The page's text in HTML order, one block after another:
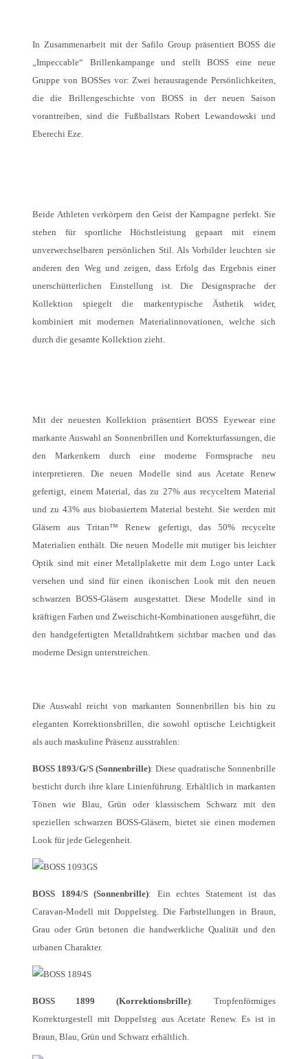
In Zusammenarbeit mit der Safilo Group präsentiert BOSS die
„Impeccable“ Brillenkampange und stellt BOSS eine neue
Gruppe von BOSSes vor: Zwei herausragende Persönlichkeiten,
die die Brillengeschichte von BOSS in der neuen Saison
vorantreiben, sind die Fußballstars Robert Lewandowski und
Eberechi Eze.
Beide Athleten verkörpern den Geist der Kampagne perfekt. Sie
stehen für sportliche Höchstleistung gepaart mit einem
unverwechselbaren persönlichen Stil. Als Vorbilder leuchten sie
anderen den Weg und zeigen, dass Erfolg das Ergebnis einer
unerschütterlichen Einstellung ist. Die Designsprache der
Kollektion spiegelt die markentypische Ästhetik wider,
kombiniert mit modernen Materialinnovationen, welche sich
durch die gesamte Kollektion zieht.
Mit der neuesten Kollektion präsentiert BOSS Eyewear eine
markante Auswahl an Sonnenbrillen und Korrekturfassungen, die
den Markenkern durch eine moderne Formsprache neu
interpretieren. Die neuen Modelle sind aus Acetate Renew
gefertigt, einem Material, das zu 27% aus recyceltem Material
und zu 43% aus biobasiertem Material besteht. Sie werden mit
Gläsern aus Tritan™ Renew gefertigt, das 50% recycelte
Materialien enthält. Die neuen Modelle mit mutiger bis leichter
Optik sind mit einer Metallplakette mit dem Logo unter Lack
versehen und sind für einen ikonischen Look mit den neuen
schwarzen BOSS-Gläsern ausgestattet. Diese Modelle sind in
kräftigen Farben und Zweischicht-Kombinationen ausgeführt, die
den handgefertigten Metalldrahtkern sichtbar machen und das
moderne Design unterstreichen.
Die Auswahl reicht von markanten Sonnenbrillen bis hin zu
eleganten Korrektionsbrillen, die sowohl optische Leichtigkeit
als auch maskuline Präsenz ausstrahlen:
BOSS 1893/G/S (Sonnenbrille): Diese quadratische Sonnenbrille
besticht durch ihre klare Linienführung. Erhältlich in markanten
Tönen wie Blau, Grün oder klassischem Schwarz mit den
speziellen schwarzen BOSS-Gläsern, bietet sie einen modernen
Look für jede Gelegenheit.
BOSS 1894/S (Sonnenbrille): Ein echtes Statement ist das
Caravan-Modell mit Doppelsteg. Die Farbstellungen in Braun,
Grau oder Grün betonen die handwerkliche Qualität und den
urbanen Charakter.
BOSS 1899 (Korrektionsbrille): Tropfenförmiges
Korrekturgestell mit Doppelsteg aus Acetate Renew. Es ist in
Braun, Blau, Grün und Schwarz erhältlich.